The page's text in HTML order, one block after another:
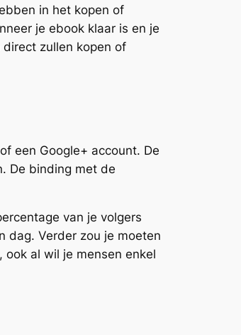
in het kopen of
je ebook klaar is en je
zullen kopen of
een Google+ account. De
De binding met de
van je volgers
dag. Verder zou je moeten
al wil je mensen enkel